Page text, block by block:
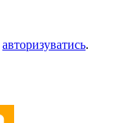
авторизуватись.